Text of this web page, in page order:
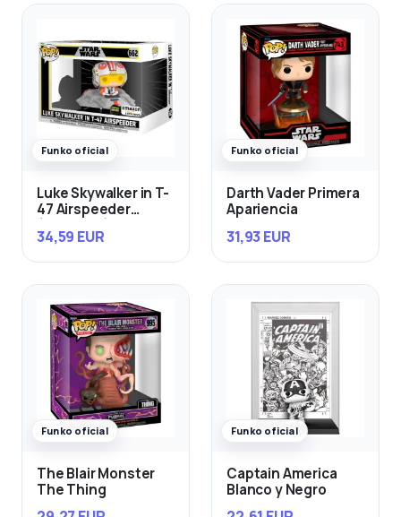
Funko oficial
Luke Skywalker in T-
47 Airspeeder
34,59 EUR
Funko oficial
Darth Vader Primera
Apariencia
31,93 EUR
Funko oficial
The Blair Monster
The Thing
Funko oficial
Captain America
Blanco y Negro